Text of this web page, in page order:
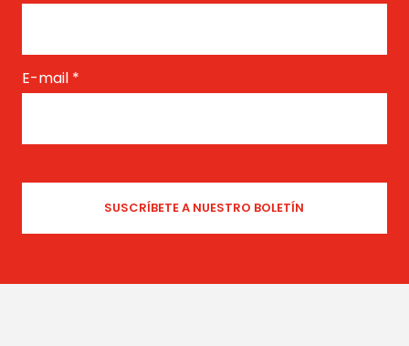
E-mail *